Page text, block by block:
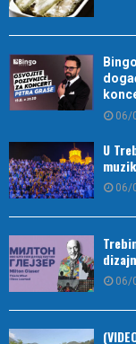
06/
U
06/
06/